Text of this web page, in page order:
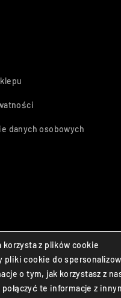
danych osobowych
All Rights Reserved.
korzysta z plików cookie
pliki cookie do
o tym, jak korzystasz z
te informacje z